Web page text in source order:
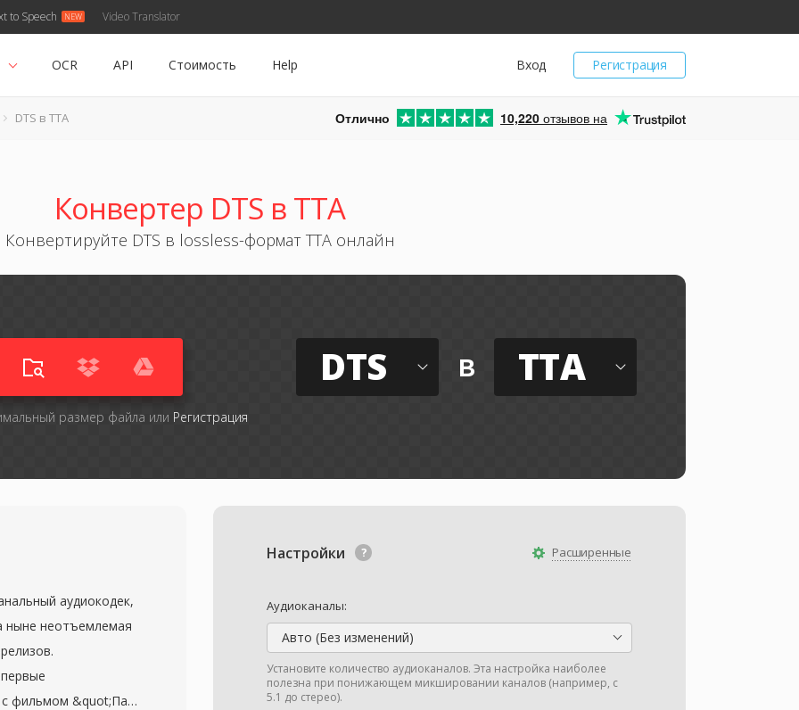
to Speech Video Translator
Регистрация
Вход
OCR API Стоимость Help
DTS в TTA Отлично 10,220 отзывов на
Конвертер DTS в TTA
Конвертируйте DTS в lossless-формат TTA онлайн
размер файла или Регистрация
DTS в TTA
Расширенные
Настройки
Аудиоканалы:
Авто (Без изменений)
Установите количество аудиоканалов. Эта настройка наиболее
полезна при понижающем микшировании каналов (например, с
5.1 до стерео).
аудиокодек,
ныне неотъемлемая
фильмом &quot;Парк